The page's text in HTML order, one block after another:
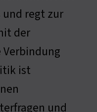
und regt zur
der
Verbindung
ist
und